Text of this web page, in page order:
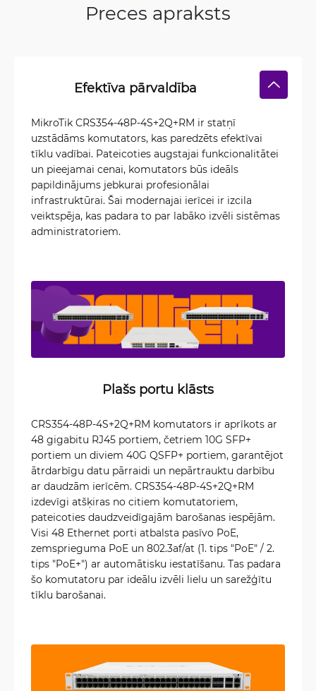
Preces apraksts
Efektīva pārvaldība
MikroTik CRS354-48P-4S+2Q+RM ir statņī
uzstādāms komutators, kas paredzēts efektīvai
tīklu vadībai. Pateicoties augstajai funkcionalitātei
un pieejamai cenai, komutators būs ideāls
papildinājums jebkurai profesionālai
infrastruktūrai. Šai modernajai ierīcei ir izcila
veiktspēja, kas padara to par labāko izvēli sistēmas
administratoriem.
Plašs portu klāsts
CRS354-48P-4S+2Q+RM komutators ir aprīkots ar
48 gigabitu RJ45 portiem, četriem 10G SFP+
portiem un diviem 40G QSFP+ portiem, garantējot
ātrdarbīgu datu pārraidi un nepārtrauktu darbību
ar daudzām ierīcēm. CRS354-48P-4S+2Q+RM
izdevīgi atšķiras no citiem komutatoriem,
pateicoties daudzveidīgajām barošanas iespējām.
Visi 48 Ethernet porti atbalsta pasīvo PoE,
zemsprieguma PoE un 802.3af/at (1. tips "PoE" / 2.
tips "PoE+") ar automātisku iestatīšanu. Tas padara
šo komutatoru par ideālu izvēli lielu un sarežģītu
tīklu barošanai.